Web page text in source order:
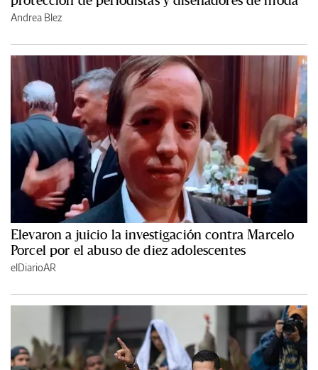
Andrea Blez
Elevaron a juicio la investigación contra Marcelo
Porcel por el abuso de diez adolescentes
elDiarioAR